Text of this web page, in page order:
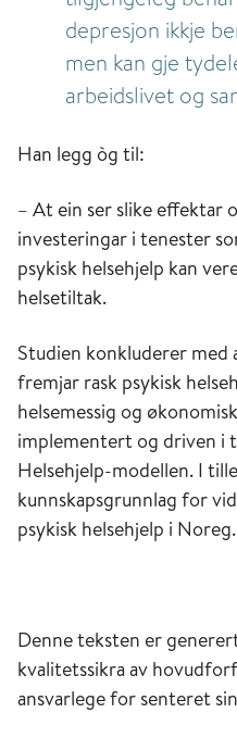
depresjon ikkje
men kan gje
arbeidslivet og
Han legg òg til:
– At ein ser slike effektar
investeringar i tenester
psykisk helsehjelp kan
helsetiltak.
Studien konkluderer med
fremjar rask psykisk
helsemessig og
implementert og driven i
Helsehjelp-modellen. I
kunnskapsgrunnlag for
psykisk helsehjelp i Noreg.
Denne teksten er
kvalitetssikra av
ansvarlege for senteret